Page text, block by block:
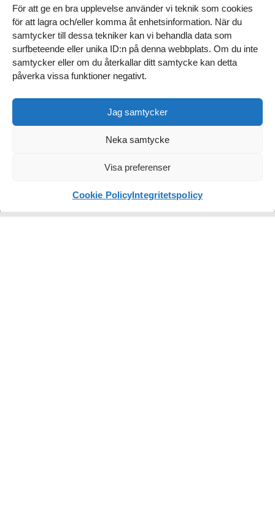
För att ge en bra upplevelse använder vi teknik som cookies
för att lagra och/eller komma åt enhetsinformation. När du
samtycker till dessa tekniker kan vi behandla data som
surfbeteende eller unika ID:n på denna webbplats. Om du inte
samtycker eller om du återkallar ditt samtycke kan detta
påverka vissa funktioner negativt.
Jag samtycker
Neka samtycke
Visa preferenser
Cookie PolicyIntegritetspolicy
TITTA FÖRBI VÅRT KONTOR
Norrgatan 16, Varberg
Hitta hit
WEBB & MARKNADSFÖRING
Hemsida Start
Hemsida Bas
Hemsida Business
E-handel
Digital marknadsföring
SEO / AEO
SENASTE NYTT
Digitala trender
för din hemsida
Läs inlägget